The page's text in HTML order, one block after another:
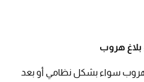
بلاغ هروب​
سواء بشكل نظامي أو بعد